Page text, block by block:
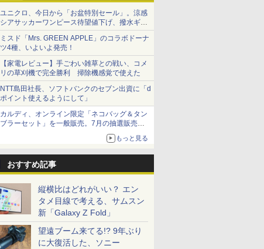
ユニクロ、今日から「お盆特別セール」。涼感
シアサッカーワンピース待望値下げ、撥水ギア
ショーツは1990円に
ミスド「Mrs. GREEN APPLE」のコラボドーナ
ツ4種、いよいよ発売！
【家電レビュー】手ごわい雑草との戦い、コメ
リの草刈機で完全勝利 掃除機感覚で使えた
NTT島田社長、ソフトバンクのセブン出資に「d
ポイント使えるようにして」
カルディ、オンライン限定「ネコバッグ＆タン
ブラーセット」を一般販売。7月の抽選販売の
もっと見る
おすすめ記事
縦横比はどれがいい？ エン
タメ目線で考える、サムスン
新「Galaxy Z Fold」
望遠ブーム来てる!? 9年ぶり
に大復活した、ソニー